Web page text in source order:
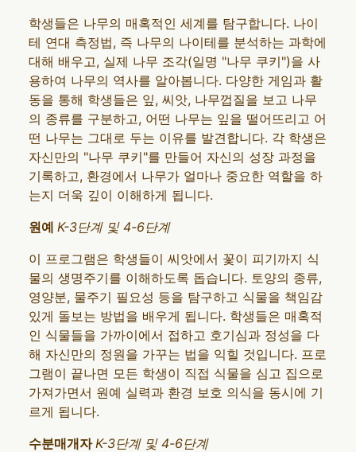
학생들은 나무의 매혹적인 세계를 탐구합니다. 나이
테 연대 측정법, 즉 나무의 나이테를 분석하는 과학에
대해 배우고, 실제 나무 조각(일명 "나무 쿠키")을 사
용하여 나무의 역사를 알아봅니다. 다양한 게임과 활
동을 통해 학생들은 잎, 씨앗, 나무껍질을 보고 나무
의 종류를 구분하고, 어떤 나무는 잎을 떨어뜨리고 어
떤 나무는 그대로 두는 이유를 발견합니다. 각 학생은
자신만의 "나무 쿠키"를 만들어 자신의 성장 과정을
기록하고, 환경에서 나무가 얼마나 중요한 역할을 하
는지 더욱 깊이 이해하게 됩니다.
원예 K-3단계 및 4-6단계
이 프로그램은 학생들이 씨앗에서 꽃이 피기까지 식
물의 생명주기를 이해하도록 돕습니다. 토양의 종류,
영양분, 물주기 필요성 등을 탐구하고 식물을 책임감
있게 돌보는 방법을 배우게 됩니다. 학생들은 매혹적
인 식물들을 가까이에서 접하고 호기심과 정성을 다
해 자신만의 정원을 가꾸는 법을 익힐 것입니다. 프로
그램이 끝나면 모든 학생이 직접 식물을 심고 집으로
가져가면서 원예 실력과 환경 보호 의식을 동시에 기
르게 됩니다.
수분매개자 K-3단계 및 4-6단계